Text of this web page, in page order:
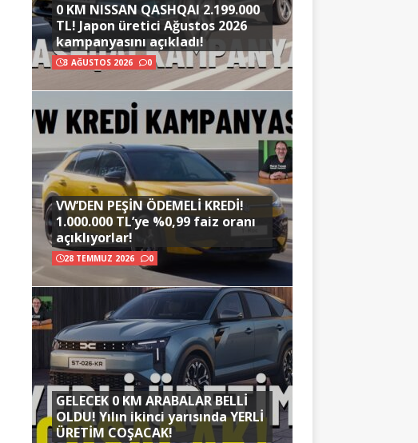
0 KM NISSAN QASHQAI 2.199.000
TL! Japon üretici Ağustos 2026
kampanyasını açıkladı!
3 AĞUSTOS 2026 0
VW’DEN PEŞİN ÖDEMELİ KREDİ!
1.000.000 TL’ye %0,99 faiz oranı
açıklıyorlar!
28 TEMMUZ 2026 0
GELECEK 0 KM ARABALAR BELLİ
OLDU! Yılın ikinci yarısında YERLİ
ÜRETİM COŞACAK!